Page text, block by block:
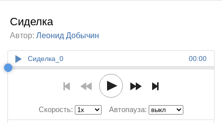
Сиделка
Автор: Леонид Добычин
00:00
Сиделка_0
Скорость: Автопауза: